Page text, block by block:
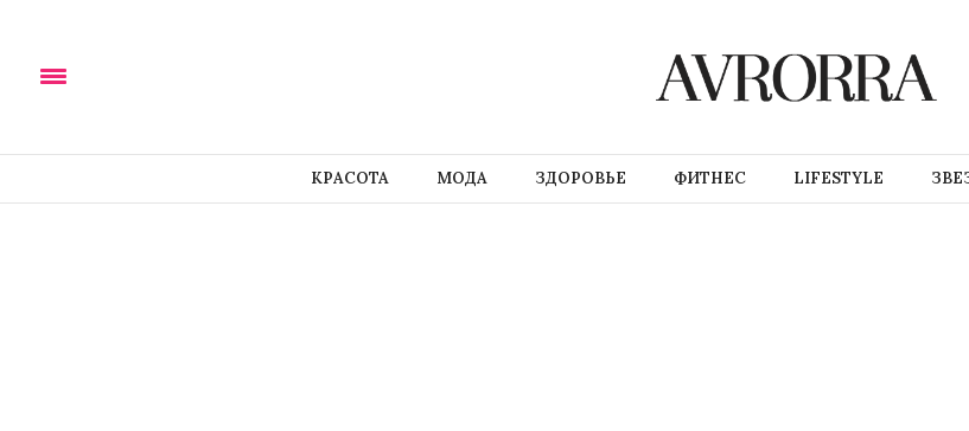
КРАСОТА МОДА ЗДОРОВЬЕ ФИТНЕС LIFESTYLE